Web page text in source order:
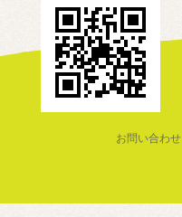
お問い合わせ